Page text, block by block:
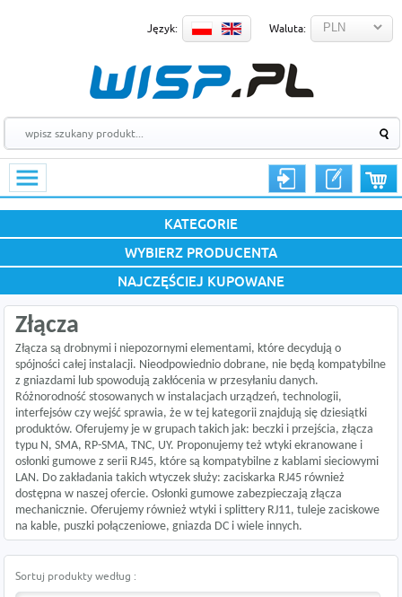
Język: Waluta:
KATEGORIE
WYBIERZ PRODUCENTA
NAJCZĘŚCIEJ KUPOWANE
Złącza
Złącza są drobnymi i niepozornymi elementami, które decydują o
spójności całej instalacji. Nieodpowiednio dobrane, nie będą kompatybilne
z gniazdami lub spowodują zakłócenia w przesyłaniu danych.
Różnorodność stosowanych w instalacjach urządzeń, technologii,
interfejsów czy wejść sprawia, że w tej kategorii znajdują się dziesiątki
produktów. Oferujemy je w grupach takich jak: beczki i przejścia, złącza
typu N, SMA, RP-SMA, TNC, UY. Proponujemy też wtyki ekranowane i
osłonki gumowe z serii RJ45, które są kompatybilne z kablami sieciowymi
LAN. Do zakładania takich wtyczek służy:zaciskarka RJ45 również
dostępna w naszej ofercie. Osłonki gumowe zabezpieczają złącza
mechanicznie. Oferujemy również wtyki i splittery RJ11, tuleje zaciskowe
na kable, puszki połączeniowe, gniazda DC i wiele innych.
Sortuj produkty według :